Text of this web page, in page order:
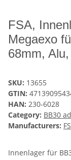
FSA,
Megaexo
68mm,
SKU: 13655
GTIN:
HAN: 230-6028
Category: BB30
Manufacturers:
Innenlager für